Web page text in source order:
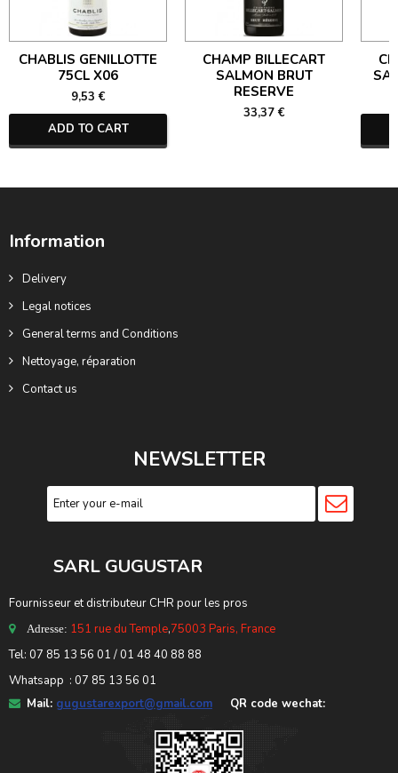
CHABLIS GENILLOTTE
75CL X06
9,53 €
ADD TO CART
CHAMP BILLECART
SALMON BRUT
RESERVE
33,37 €
Information
Delivery
Legal notices
General terms and Conditions
Nettoyage, réparation
Contact us
NEWSLETTER
SARL GUGUSTAR
Fournisseur et distributeur CHR pour les pros
Adresse: 151 rue du Temple,75003 Paris, France
Tel: 07 85 13 56 01 / 01 48 40 88 88
Whatsapp : 07 85 13 56 01
Mail: gugustarexport@gmail.com QR code wechat: